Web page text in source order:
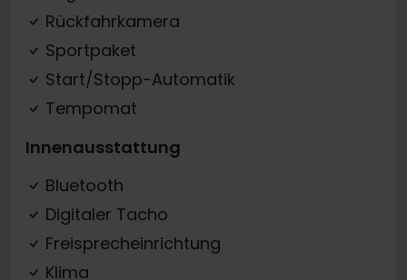
Rückfahrkamera
Sportpaket
Start/Stopp-Automatik
Tempomat
Innenausstattung
Bluetooth
Digitaler Tacho
Freisprecheinrichtung
Klima